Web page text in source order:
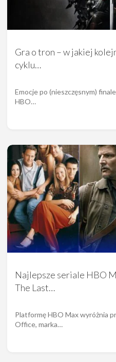
Gra o tron – w jakiej
cyklu…
Emocje po (nieszczęsnym)
HBO…
Najlepsze seriale HBO
The Last…
Platformę HBO Max wyróżnia
Office, marka…